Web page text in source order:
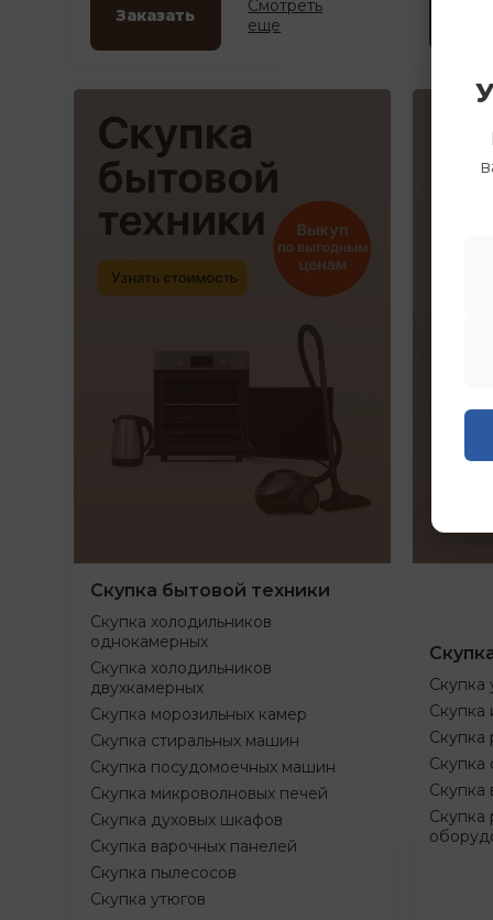
Заказать
Смотреть
еще
Скупка бытовой техники
Скупка холодильников
однокамерных
Скупка холодильников
двухкамерных
Скупка морозильных камер
Скупка стиральных машин
Скупка посудомоечных машин
Скупка микроволновых печей
Скупка духовых шкафов
Скупка варочных панелей
Скупка пылесосов
Скупка утюгов
Скупка
Скупка
Скупка
Скупка
Скупка
Скупка